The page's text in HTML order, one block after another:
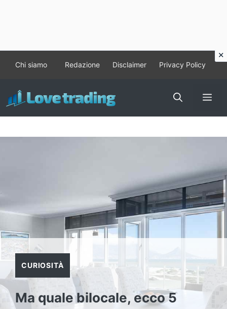
contenuto
Chi siamo Redazione Disclaimer Privacy Policy
CURIOSITÀ
Ma quale bilocale, ecco 5